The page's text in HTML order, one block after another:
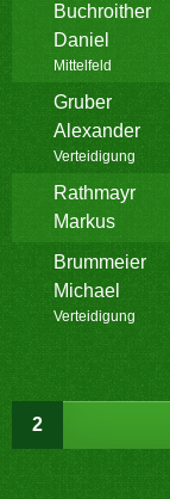
Buchroither
Daniel
Mittelfeld
Gruber
Alexander
Verteidigung
Rathmayr
Markus
Brummeier
Michael
Verteidigung
2